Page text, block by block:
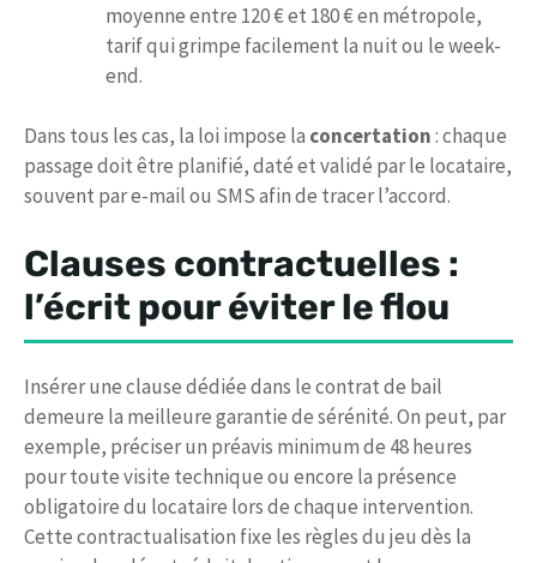
moyenne entre 120 € et 180 € en métropole,
tarif qui grimpe facilement la nuit ou le week-
end.
Dans tous les cas, la loi impose la concertation: chaque
passage doit être planifié, daté et validé par le locataire,
souvent par e-mail ou SMS afin de tracer l’accord.
Clauses contractuelles :
l’écrit pour éviter le flou
Insérer une clause dédiée dans le contrat de bail
demeure la meilleure garantie de sérénité. On peut, par
exemple, préciser un préavis minimum de 48 heures
pour toute visite technique ou encore la présence
obligatoire du locataire lors de chaque intervention.
Cette contractualisation fixe les règles du jeu dès la